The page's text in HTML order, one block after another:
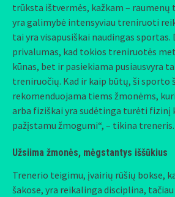
trūksta ištvermės, kažkam – raumenų
yra galimybė intensyviau treniruoti
tai yra visapusiškai naudingas sportas.
privalumas, kad tokios treniruotės
kūnas, bet ir pasiekiama pusiausvyra
treniruočių. Kad ir kaip būtų, ši sporto
rekomenduojama tiems žmonėms,
arba fiziškai yra sudėtinga turėti fizinį
pažįstamu žmogumi“, – tikina treneris.
Užsiima žmonės, mėgstantys iššūkius
Trenerio teigimu, įvairių rūšių bokse,
šakose, yra reikalinga disciplina,